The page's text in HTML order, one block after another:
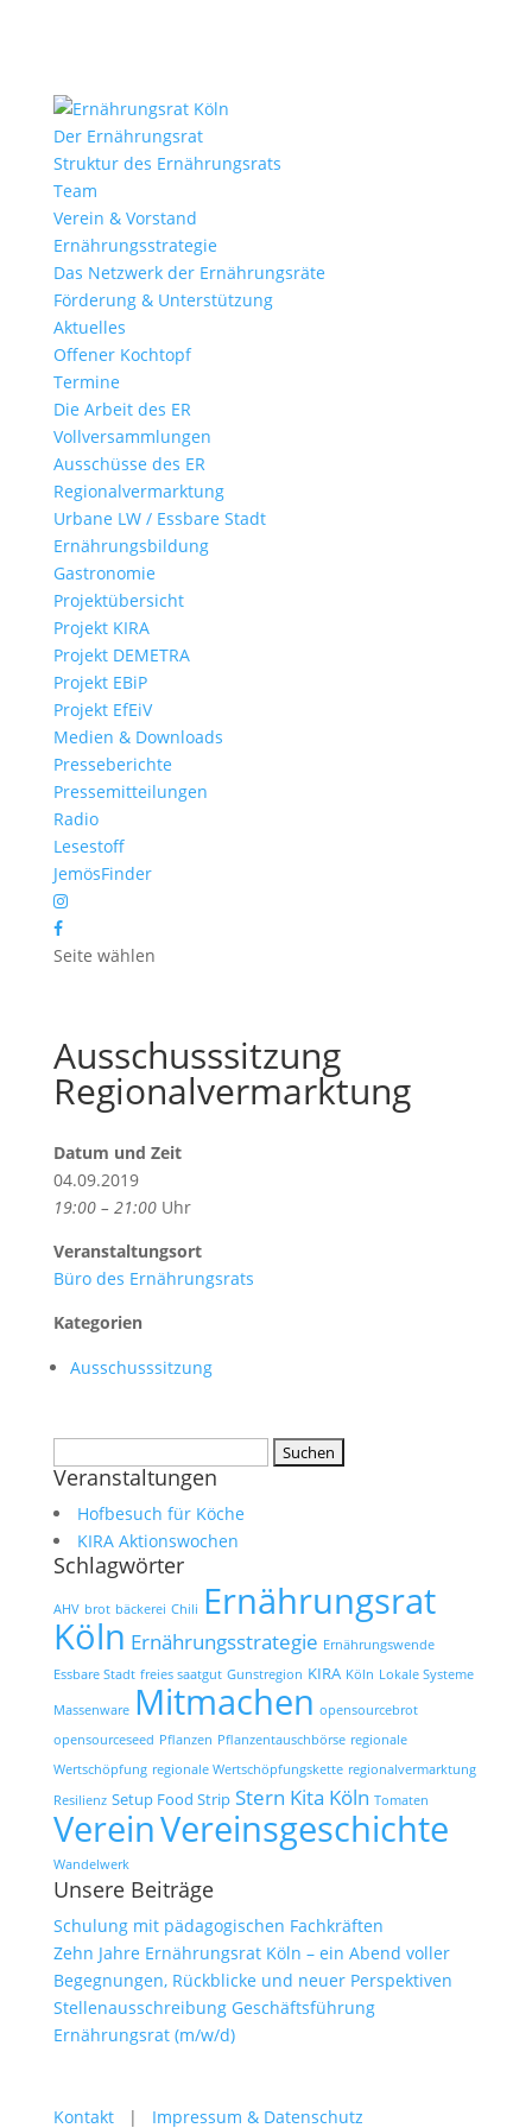
Der Ernährungsrat
Struktur des Ernährungsrats
Team
Verein & Vorstand
Ernährungs­strategie
Das Netzwerk der Ernährungsräte
Förderung & Unterstützung
Aktuelles
Offener Kochtopf
Termine
Die Arbeit des ER
Vollversammlungen
Ausschüsse des ER
Regional­vermarktung
Urbane LW / Essbare Stadt
Ernährungsbildung
Gastronomie
Projektübersicht
Projekt KIRA
Projekt DEMETRA
Projekt EBiP
Projekt EfEiV
Medien & Downloads
Presseberichte
Pressemitteilungen
Radio
Lesestoff
JemösFinder
Seite wählen
Ausschusssitzung
Regionalvermarktung
Datum und Zeit
04.09.2019
19:00 – 21:00Uhr
Veranstaltungsort
Büro des Ernährungsrats
Kategorien
Ausschusssitzung
nach:
Veranstaltungen
Hofbesuch für Köche
KIRA Aktionswochen
Schlagwörter
AHV brot bäckerei Chili Ernährungsrat
Köln Ernährungsstrategie Ernährungswende
Essbare Stadt freies saatgut Gunstregion KIRA Köln Lokale Systeme
Massenware Mitmachen opensourcebrot
opensourceseed Pflanzen Pflanzentauschbörse regionale
Wertschöpfung regionale Wertschöpfungskette regionalvermarktung
Resilienz Setup Food Strip Stern Kita Köln Tomaten
VereinVereinsgeschichte
Wandelwerk
Unsere Beiträge
Schulung mit pädagogischen Fachkräften
Zehn Jahre Ernährungsrat Köln – ein Abend voller
Begegnungen, Rückblicke und neuer Perspektiven
Stellenausschreibung Geschäftsführung
Ernährungsrat (m/w/d)
Kontakt | Impressum & Datenschutz